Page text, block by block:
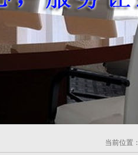
当前位置：